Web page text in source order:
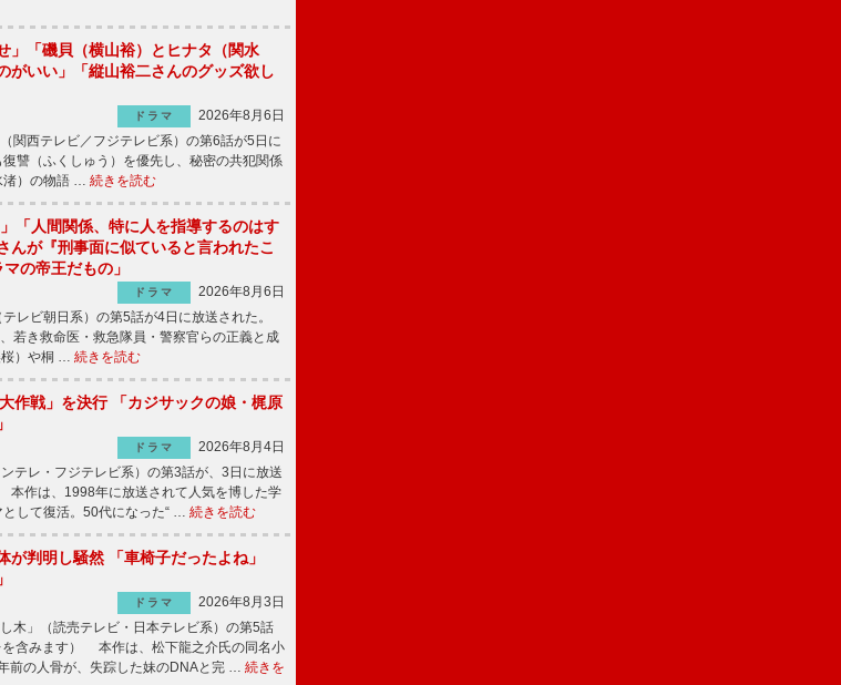
」「磯貝（横山裕）とヒナタ（関水
がいい」「縦山裕二さんのグッズ欲し
ドラマ
2026年8月6日
関西テレビ／フジテレビ系）の第6話が5日に
讐（ふくしゅう）を優先し、秘密の共犯関係
渚）の物語 … 続きを読む
「人間関係、特に人を指導するのはす
んが『刑事面に似ていると言われたこ
の帝王だもの」
ドラマ
2026年8月6日
レビ朝日系）の第5話が4日に放送された。
若き救命医・救急隊員・警察官らの正義と成
）や桐 … 続きを読む
作戦」を決行 「カジサックの娘・梶原
ドラマ
2026年8月4日
テレ・フジテレビ系）の第3話が、3日に放送
作は、1998年に放送されて人気を博した学
して復活。50代になった“ … 続きを読む
が判明し騒然 「車椅子だったよね」
ドラマ
2026年8月3日
木」（読売テレビ・日本テレビ系）の第5話
含みます） 本作は、松下龍之介氏の同名小
前の人骨が、失踪した妹のDNAと完 … 続きを